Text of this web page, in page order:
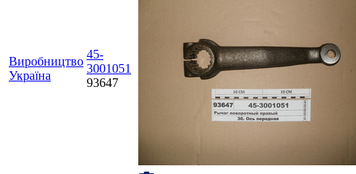
Виробництво
Україна
45-
3001051
93647